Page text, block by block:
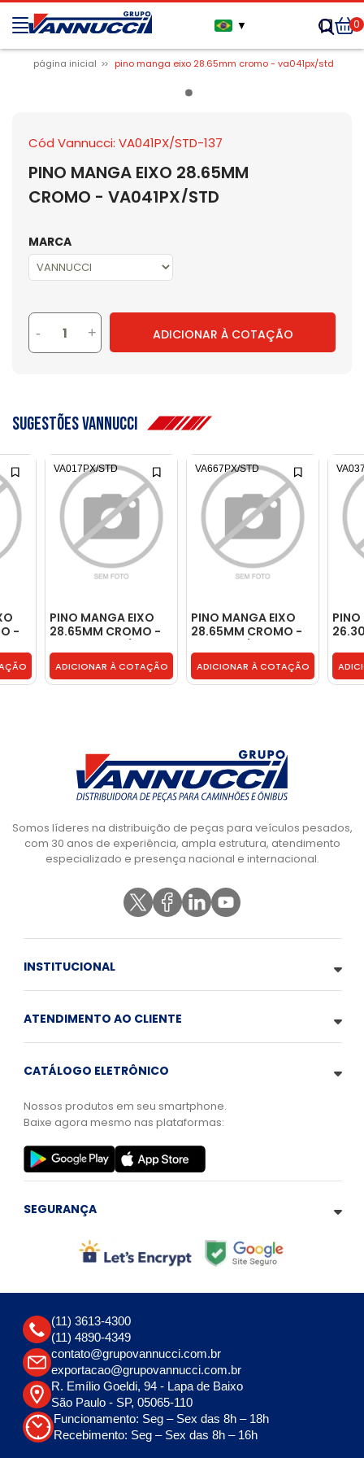
▼ 0
página inicial pino manga eixo 28.65mm cromo - va041px/std
Cód Vannucci: VA041PX/STD-137
PINO MANGA EIXO 28.65MM
CROMO - VA041PX/STD
MARCA
- + ADICIONAR À COTAÇÃO
sugestões vannucci
-
PINO MANGA EIXO
28.65MM CROMO -
ADICIONAR À COTAÇÃO
VA017PX/STD
PINO MANGA EIXO
28.65MM CROMO -
ADICIONAR À COTAÇÃO
VA667PX/STD
Somos líderes na distribuição de peças para veículos pesados,
com 30 anos de experiência, ampla estrutura, atendimento
especializado e presença nacional e internacional.
INSTITUCIONAL
ATENDIMENTO AO CLIENTE
CATÁLOGO ELETRÔNICO
Nossos produtos em seu smartphone.
Baixe agora mesmo nas plataformas:
SEGURANÇA
(11) 3613-4300
(11) 4890-4349
contato@grupovannucci.com.br
exportacao@grupovannucci.com.br
R. Emílio Goeldi, 94 - Lapa de Baixo
São Paulo - SP, 05065-110
Funcionamento: Seg – Sex das 8h – 18h
Recebimento: Seg – Sex das 8h – 16h